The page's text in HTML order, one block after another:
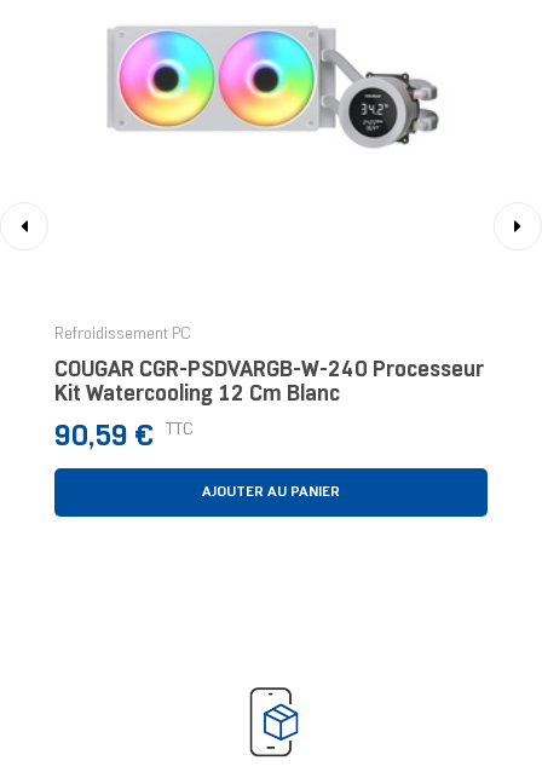
Refroidissement PC
COUGAR CGR-PSDVARGB-W-240 Processeur
Kit Watercooling 12 Cm Blanc
Prix
90,59 € TTC
AJOUTER AU PANIER